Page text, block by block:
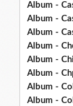
Album -
Album -
Album -
Album -
Album -
Album -
Album -
Album -